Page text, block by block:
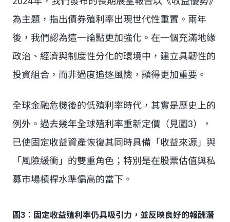
為主題，指出債券殖利率出現世代性重置。兩年
後，我們認為這一論點更加強化。在一個充滿地緣
政治、經濟與制度性分化的環境中，建立具韌性的
投資組合，而非過度追逐風險，顯得更加重要。
全球金融危機後的低殖利率時代，其實是歷史上的
例外。過去幾年全球殖利率重新定價（見圖3），
已使固定收益資產恢復其同時具備「收益來源」與
「風險緩衝」的雙重角色；特別是在股票估值與私
募市場槓桿水準偏高的當下。
圖3：固定收益殖利率仍具吸引力，並反映良好的報酬潛